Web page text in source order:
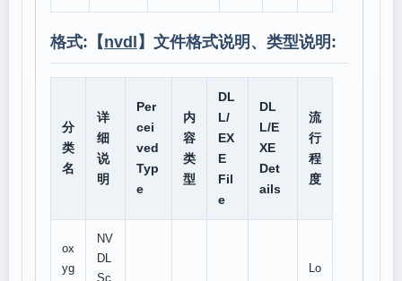
格式:【nvdl 】文件格式说明、类型说明:
分
类
名
详
细
说
明
Per
cei
ved
Typ
e
内
容
类
型
DL
L/
EX
E
Fil
e
DL
L/E
XE
Det
ails
流
行
程
度
ox
yg
NV
DL
Sc
Lo